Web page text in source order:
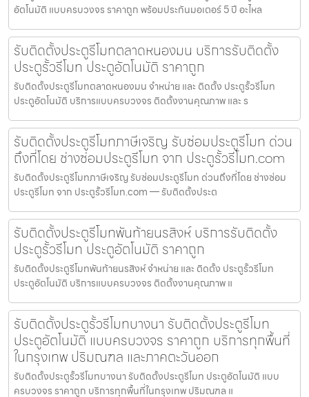
อัตโนมัติ แบบครบวงจร ราคาถูก พร้อมประกันมอเตอร์ 5 ปี อะไหล
รับติดตั้งประตูรีโมทตลาดหนองมน บริการรับติดตั้ง
ประตูรั้วรีโมท ประตูอัตโนมัติ ราคาถูก
รับติดตั้งประตูรีโมทตลาดหนองมน จำหน่าย และ ติดตั้ง ประตูรั้วรีโมท
ประตูอัตโนมัติ บริการแบบครบวงจร ติดตั้งงานคุณภาพ และ ร
รับติดตั้งประตูรีโมทภาษีเจริญ รับซ่อมประตูรีโมท ด่วน
ถึงที่โดย ช่างซ่อมประตูรีโมท จาก ประตูรั้วรีโมท.com
รับติดตั้งประตูรีโมทภาษีเจริญ รับซ่อมประตูรีโมท ด่วนถึงที่โดย ช่างซ่อม
ประตูรีโมท จาก ประตูรั้วรีโมท.com — รับติดตั้งประต
รับติดตั้งประตูรีโมทพันท้ายนรสิงห์ บริการรับติดตั้ง
ประตูรั้วรีโมท ประตูอัตโนมัติ ราคาถูก
รับติดตั้งประตูรีโมทพันท้ายนรสิงห์ จำหน่าย และ ติดตั้ง ประตูรั้วรีโมท
ประตูอัตโนมัติ บริการแบบครบวงจร ติดตั้งงานคุณภาพ แ
รับติดตั้งประตูรั้วรีโมทบางนา รับติดตั้งประตูรีโมท
ประตูอัตโนมัติ แบบครบวงจร ราคาถูก บริการทุกพื้นที่
ในกรุงเทพ ปริมณฑล และภาคตะวันออก
รับติดตั้งประตูรั้วรีโมทบางนา รับติดตั้งประตูรีโมท ประตูอัตโนมัติ แบบ
ครบวงจร ราคาถูก บริการทุกพื้นที่ในกรุงเทพ ปริมณฑล แ